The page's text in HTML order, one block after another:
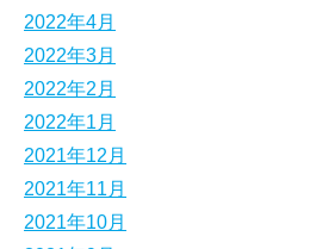
2022年4月
2022年3月
2022年2月
2022年1月
2021年12月
2021年11月
2021年10月